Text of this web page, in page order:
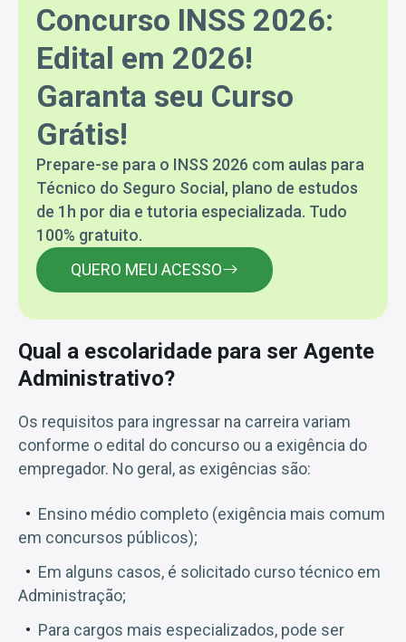
Concurso INSS 2026:
Edital em 2026!
Garanta seu Curso
Grátis!
Prepare-se para o INSS 2026 com aulas para
Técnico do Seguro Social, plano de estudos
de 1h por dia e tutoria especializada. Tudo
100% gratuito.
QUERO MEU ACESSO
Qual a escolaridade para ser Agente
Administrativo?
Os requisitos para ingressar na carreira variam
conforme o edital do concurso ou a exigência do
empregador. No geral, as exigências são:
Ensino médio completo (exigência mais comum
em concursos públicos);
Em alguns casos, é solicitado curso técnico em
Administração;
Para cargos mais especializados, pode ser